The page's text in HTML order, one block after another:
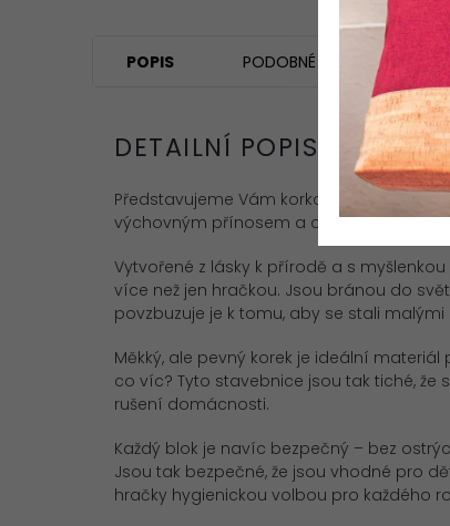
POPIS PODOBNÉ (8)
DETAILNÍ POPIS
Představujeme Vám korkové hračky–
výchovným přínosem a ohledem k
Vytvořené z lásky k přírodě a s
více než jen hračkou. Jsou bránou do
povzbuzuje je k tomu, aby se stali
Měkký, ale pevný korek je ideální
co víc? Tyto stavebnice jsou tak tiché,
rušení domácnosti.
Každý blok je navíc bezpečný – bez
Jsou tak bezpečné, že jsou vhodné pro
hračky hygienickou volbou pro každého